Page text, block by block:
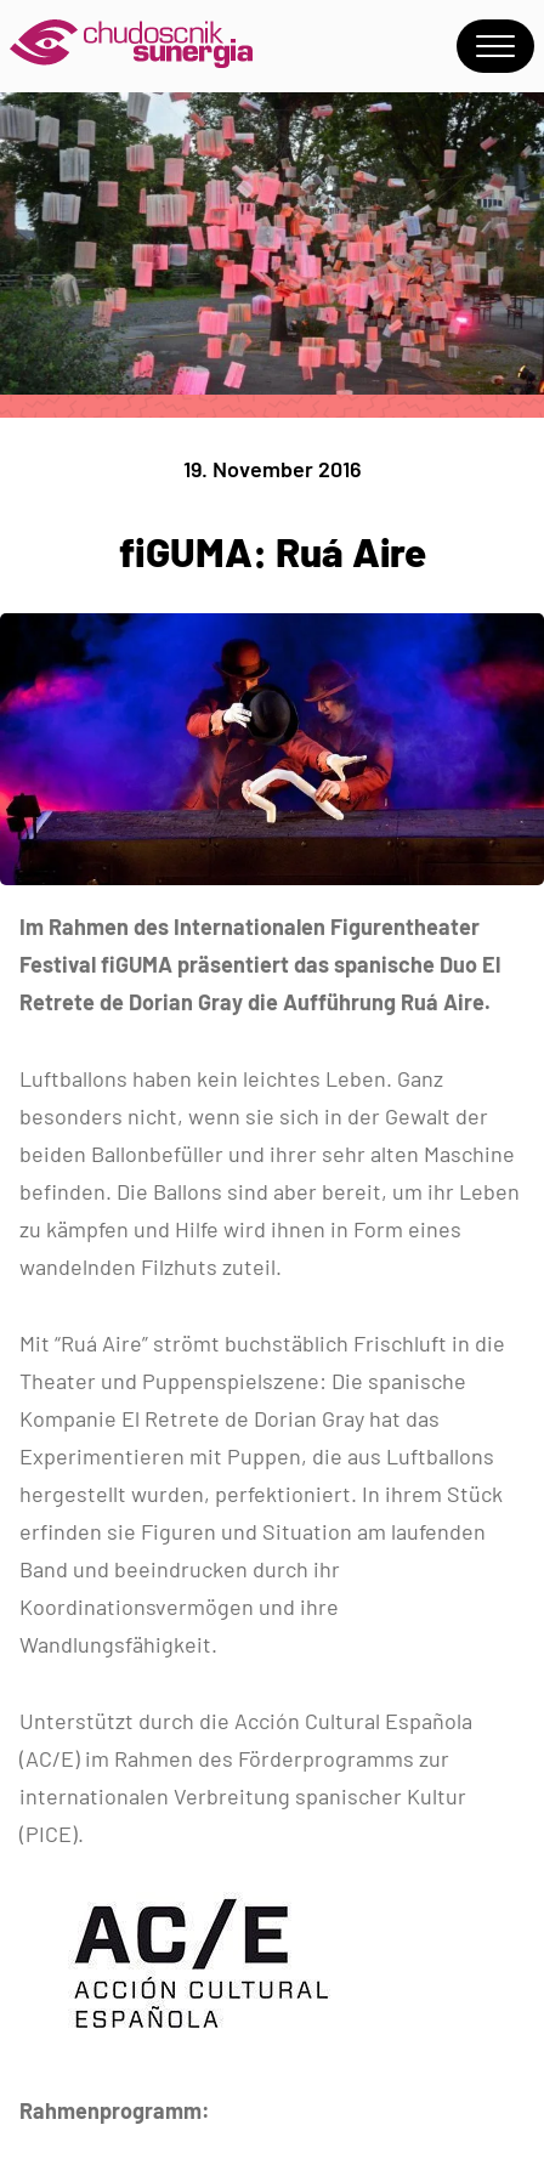
19. November 2016
fiGUMA: Ruá Aire
Im Rahmen des Internationalen Figurentheater
Festival fiGUMA präsentiert das spanische Duo El
Retrete de Dorian Gray die Aufführung Ruá Aire.
Luftballons haben kein leichtes Leben. Ganz
besonders nicht, wenn sie sich in der Gewalt der
beiden Ballonbefüller und ihrer sehr alten Maschine
befinden. Die Ballons sind aber bereit, um ihr Leben
zu kämpfen und Hilfe wird ihnen in Form eines
wandelnden Filzhuts zuteil.
Mit “Ruá Aire” strömt buchstäblich Frischluft in die
Theater und Puppenspielszene: Die spanische
Kompanie El Retrete de Dorian Gray hat das
Experimentieren mit Puppen, die aus Luftballons
hergestellt wurden, perfektioniert. In ihrem Stück
erfinden sie Figuren und Situation am laufenden
Band und beeindrucken durch ihr
Koordinationsvermögen und ihre
Wandlungsfähigkeit.
Unterstützt durch die Acción Cultural Española
(AC/E) im Rahmen des Förderprogramms zur
internationalen Verbreitung spanischer Kultur
(PICE).
Rahmenprogramm: